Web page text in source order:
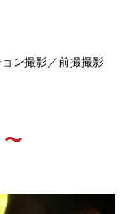
ン撮影／前撮撮影
〜